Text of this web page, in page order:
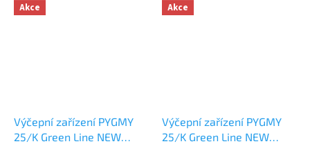
Akce
Výčepní zařízení PYGMY
25/K Green Line NEW
Akce
Výčepní zařízení PYGMY
25/K Green Line NEW